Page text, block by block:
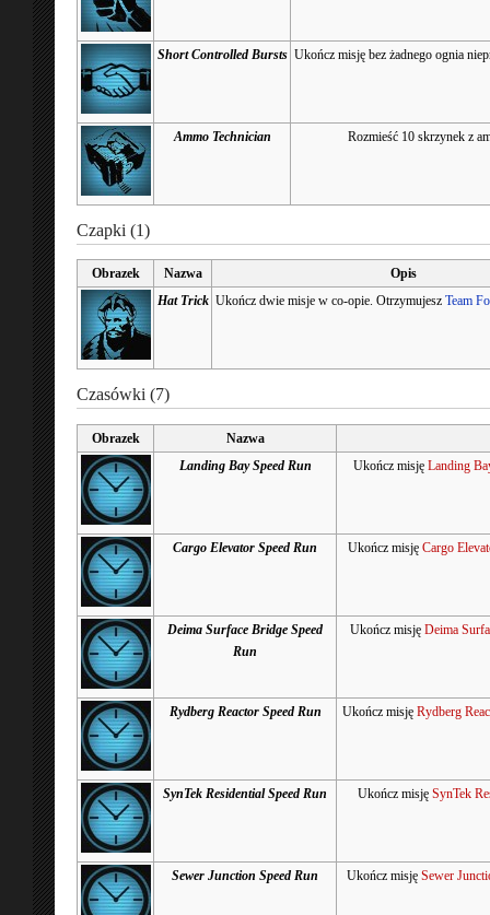
Short Controlled Bursts Ukończ misję bez żadnego ognia
Ammo Technician Rozmieść 10 skrzynek z
Czapki (1)
Obrazek Nazwa
Opis
Hat Trick Ukończ dwie misje w co-opie. Otrzymujesz Team
Czasówki (7)
Obrazek
Nazwa
Landing Bay Speed Run
Ukończ misję Landing
Cargo Elevator Speed Run Ukończ misję Cargo
Deima Surface Bridge Speed
Run
Ukończ misję Deima
Rydberg Reactor Speed Run Ukończ misję Rydberg
SynTek Residential Speed Run Ukończ misję SynTek
Sewer Junction Speed Run Ukończ misję Sewer